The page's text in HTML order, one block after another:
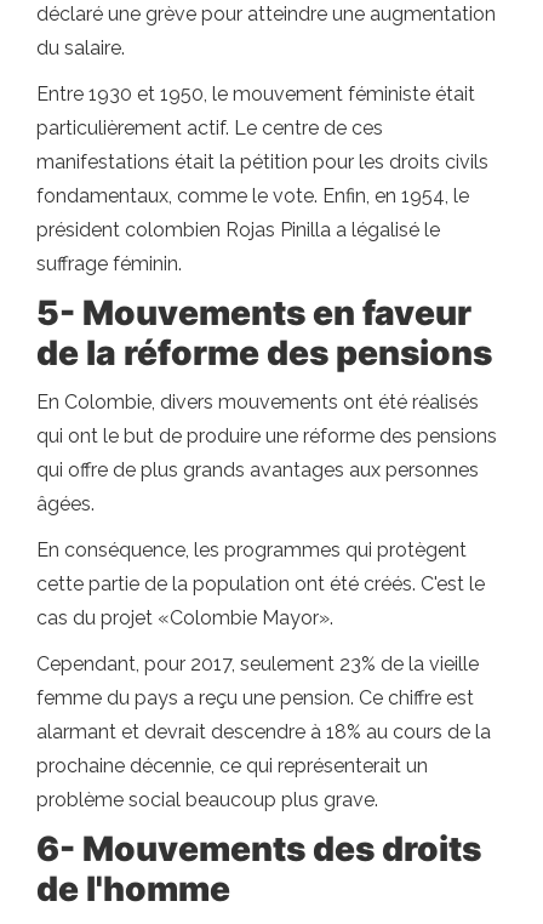
déclaré une grève pour atteindre une augmentation
du salaire.
Entre 1930 et 1950, le mouvement féministe était
particulièrement actif. Le centre de ces
manifestations était la pétition pour les droits civils
fondamentaux, comme le vote. Enfin, en 1954, le
président colombien Rojas Pinilla a légalisé le
suffrage féminin.
5- Mouvements en faveur
de la réforme des pensions
En Colombie, divers mouvements ont été réalisés
qui ont le but de produire une réforme des pensions
qui offre de plus grands avantages aux personnes
âgées.
En conséquence, les programmes qui protègent
cette partie de la population ont été créés. C'est le
cas du projet «Colombie Mayor».
Cependant, pour 2017, seulement 23% de la vieille
femme du pays a reçu une pension. Ce chiffre est
alarmant et devrait descendre à 18% au cours de la
prochaine décennie, ce qui représenterait un
problème social beaucoup plus grave.
6- Mouvements des droits
de l'homme